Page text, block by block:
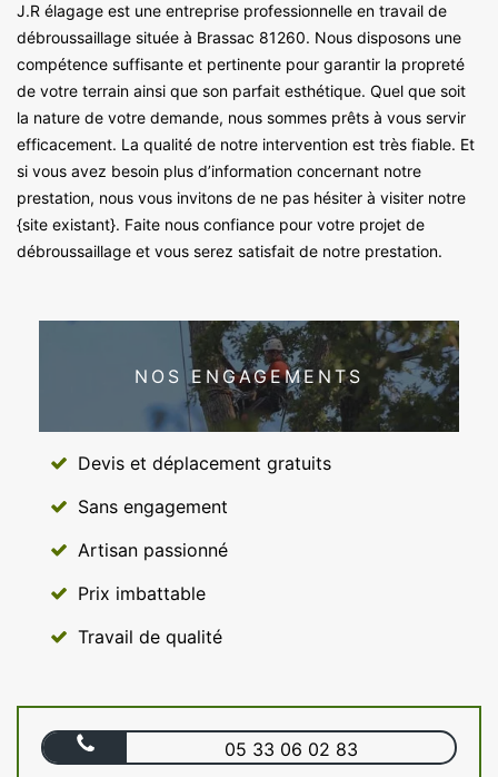
J.R élagage est une entreprise professionnelle en travail de
débroussaillage située à Brassac 81260. Nous disposons une
compétence suffisante et pertinente pour garantir la propreté
de votre terrain ainsi que son parfait esthétique. Quel que soit
la nature de votre demande, nous sommes prêts à vous servir
efficacement. La qualité de notre intervention est très fiable. Et
si vous avez besoin plus d’information concernant notre
prestation, nous vous invitons de ne pas hésiter à visiter notre
{site existant}. Faite nous confiance pour votre projet de
débroussaillage et vous serez satisfait de notre prestation.
NOS ENGAGEMENTS
Devis et déplacement gratuits
Sans engagement
Artisan passionné
Prix imbattable
Travail de qualité
05 33 06 02 83